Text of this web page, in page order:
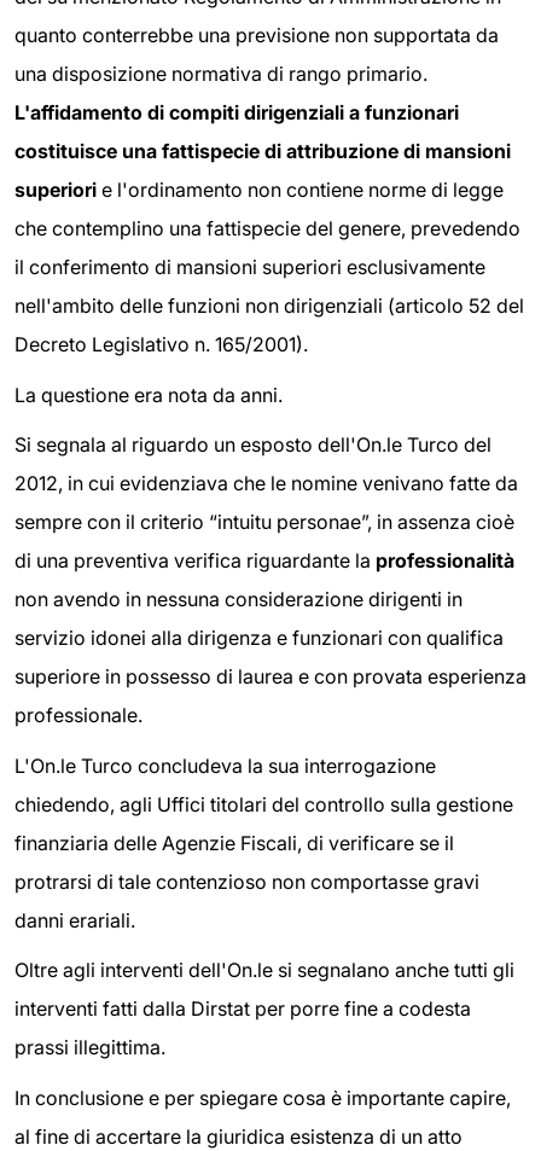
quanto conterrebbe una previsione non supportata da
una disposizione normativa di rango primario.
L'affidamento di compiti dirigenziali a funzionari
costituisce una fattispecie di attribuzione di mansioni
superiori e l'ordinamento non contiene norme di legge
che contemplino una fattispecie del genere, prevedendo
il conferimento di mansioni superiori esclusivamente
nell'ambito delle funzioni non dirigenziali (articolo 52 del
Decreto Legislativo n. 165/2001).
La questione era nota da anni.
Si segnala al riguardo un esposto dell'On.le Turco del
2012, in cui evidenziava che le nomine venivano fatte da
sempre con il criterio “intuitu personae”, in assenza cioè
di una preventiva verifica riguardante la professionalità
non avendo in nessuna considerazione dirigenti in
servizio idonei alla dirigenza e funzionari con qualifica
superiore in possesso di laurea e con provata esperienza
professionale.
L'On.le Turco concludeva la sua interrogazione
chiedendo, agli Uffici titolari del controllo sulla gestione
finanziaria delle Agenzie Fiscali, di verificare se il
protrarsi di tale contenzioso non comportasse gravi
danni erariali.
Oltre agli interventi dell'On.le si segnalano anche tutti gli
interventi fatti dalla Dirstat per porre fine a codesta
prassi illegittima.
In conclusione e per spiegare cosa è importante capire,
al fine di accertare la giuridica esistenza di un atto